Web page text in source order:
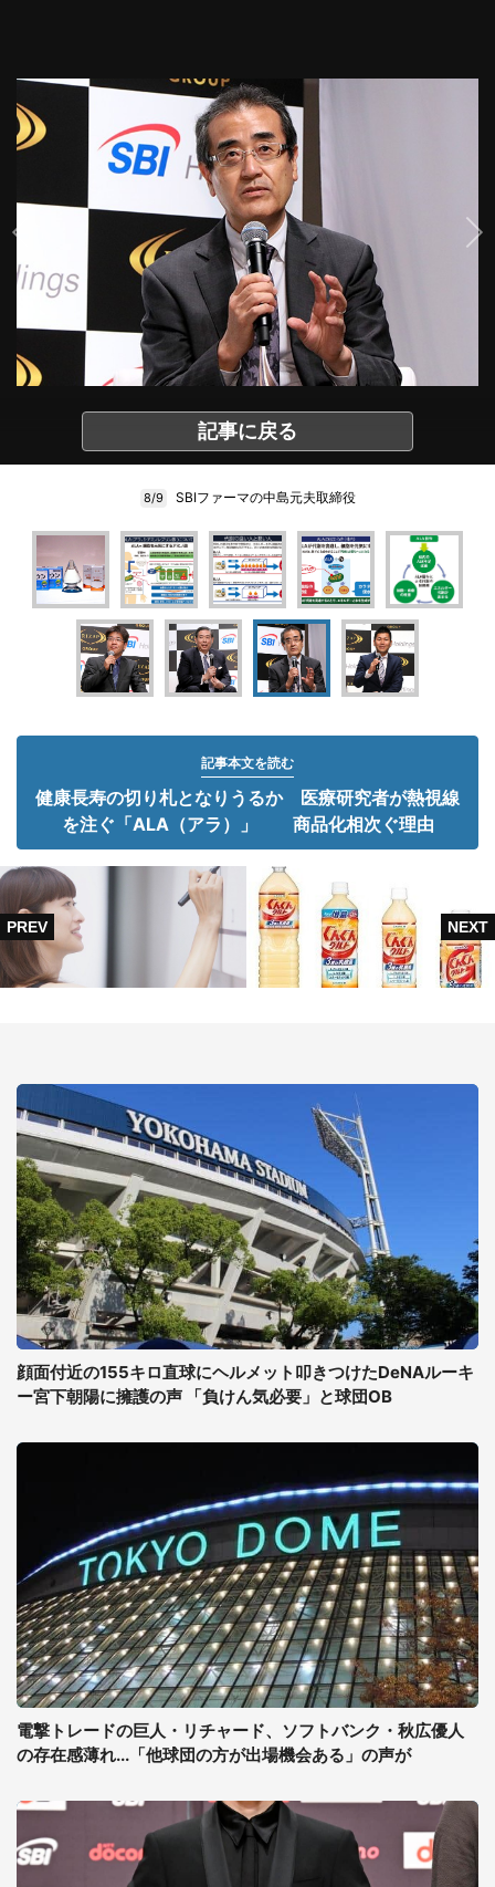
記事に戻る
8/9 SBIファーマの中島元夫取締役
記事本文を読む
健康長寿の切り札となりうるか 医療研究者が熱視線
を注ぐ「ALA（アラ）」 商品化相次ぐ理由
顔面付近の155キロ直球にヘルメット叩きつけたDeNAルーキ
ー宮下朝陽に擁護の声 「負けん気必要」と球団OB
電撃トレードの巨人・リチャード、ソフトバンク・秋広優人
の存在感薄れ...「他球団の方が出場機会ある」の声が